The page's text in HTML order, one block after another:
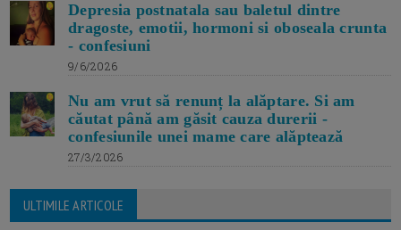
Depresia postnatala sau baletul dintre
dragoste, emotii, hormoni si oboseala crunta
- confesiuni
9/6/2026
Nu am vrut să renunț la alăptare. Si am
căutat până am găsit cauza durerii -
confesiunile unei mame care alăptează
27/3/2026
ULTIMILE ARTICOLE